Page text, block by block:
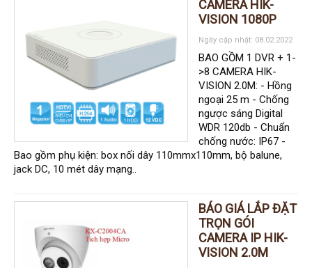
Camera KBVISION
Camera HDParagon
Đầu ghi HDParagon
Đầu ghi HIKVISION
Đầu ghi Visionhitech
Thiết bị chống trộm
Thiết bị chống trộm Paradox
CAMERA HIK-
VISION 1080P
Ngày cập nhật: 08.02.2022
BAO GỒM 1 DVR + 1-
>8 CAMERA HIK-
VISION 2.0M: - Hồng
ngoại 25 m - Chống
ngược sáng Digital
WDR 120db - Chuẩn
chống nước: IP67 -
Bao gồm phụ kiện: box nối dây 110mmx110mm, bộ balune,
jack DC, 10 mét dây mạng..
BÁO GIÁ LẮP ĐẶT
TRỌN GÓI
CAMERA IP HIK-
VISION 2.0M